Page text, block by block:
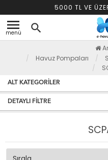
5000 TL VE
menu
menü search
Havuz Pompaları
ALT KATEGORILER
DETAYLI FILTRE